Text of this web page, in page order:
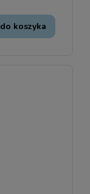
do koszyka